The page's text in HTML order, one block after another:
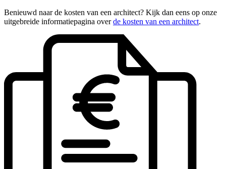
Benieuwd naar de kosten van een architect? Kijk dan eens op onze
uitgebreide informatiepagina overde kosten van een architect.